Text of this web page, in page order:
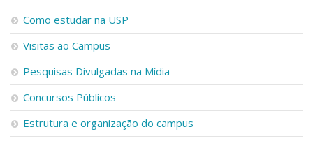
Empresas Juniores
Extensão à Comunidade
Projetos, Programas e Cursos
Artes, Cultura e Esportes
Museus e Espaços Interativos
Serviços
Bibliotecas
Como estudar na USP
Visitas ao Campus
Pesquisas Divulgadas na Mídia
Concursos Públicos
Estrutura e organização do campus